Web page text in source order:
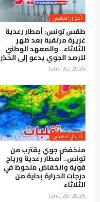
أحوال الطقس
طقس تونس: أمطار رعدية
غزيرة مرتقبة بعد ظهر
الثلاثاء.. والمعهد الوطني
للرصد الجوي يدعو إلى الحذر
June 30, 2026
أحوال الطقس
منخفض جوي يقترب من
تونس.. أمطار رعدية ورياح
قوية وانخفاض ملحوظ في
درجات الحرارة بداية من
الثلاثاء
June 28, 2026